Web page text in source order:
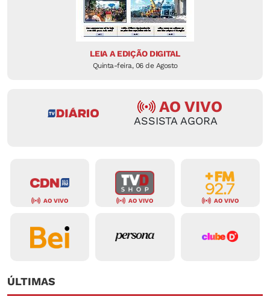
LEIA A EDIÇÃO DIGITAL
Quinta-feira, 06 de Agosto
AO VIVO
ASSISTA AGORA
AO VIVO AO VIVO AO VIVO
ÚLTIMAS